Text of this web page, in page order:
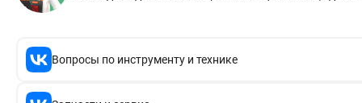
Вопросы по инструменту и технике